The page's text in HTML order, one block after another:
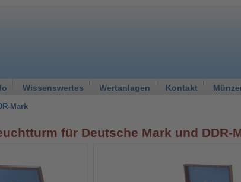
Wissenswertes Wertanlagen Kontakt
Mark
für Deutsche Mark und DDR-